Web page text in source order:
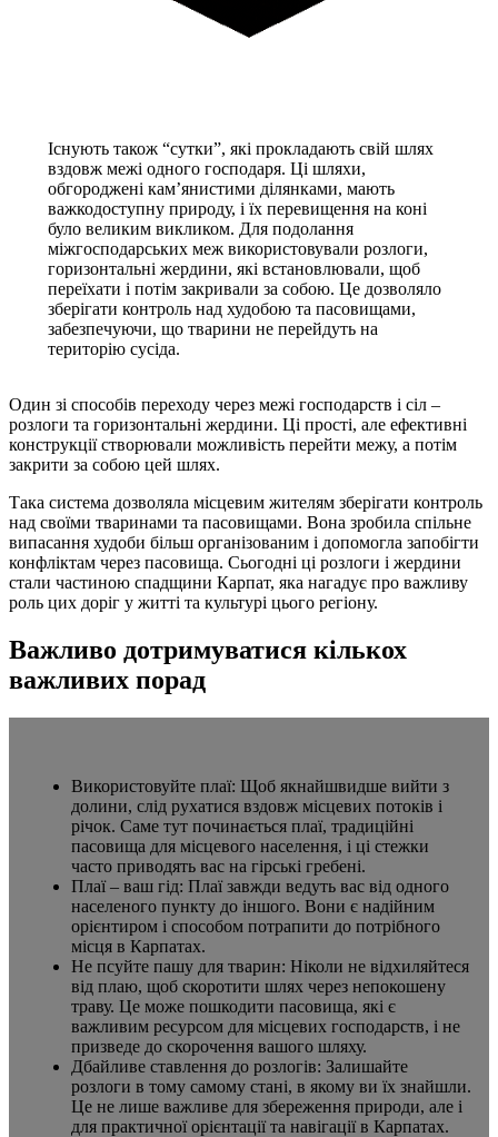
Існують також “сутки”, які прокладають свій шлях
вздовж межі одного господаря. Ці шляхи,
обгороджені кам’янистими ділянками, мають
важкодоступну природу, і їх перевищення на коні
було великим викликом. Для подолання
міжгосподарських меж використовували розлоги,
горизонтальні жердини, які встановлювали, щоб
переїхати і потім закривали за собою. Це дозволяло
зберігати контроль над худобою та пасовищами,
забезпечуючи, що тварини не перейдуть на
територію сусіда.
Один зі способів переходу через межі господарств і сіл –
розлоги та горизонтальні жердини. Ці прості, але ефективні
конструкції створювали можливість перейти межу, а потім
закрити за собою цей шлях.
Така система дозволяла місцевим жителям зберігати контроль
над своїми тваринами та пасовищами. Вона зробила спільне
випасання худоби більш організованим і допомогла запобігти
конфліктам через пасовища. Сьогодні ці розлоги і жердини
стали частиною спадщини Карпат, яка нагадує про важливу
роль цих доріг у житті та культурі цього регіону.
Важливо дотримуватися кількох
важливих порад
Використовуйте плаї: Щоб якнайшвидше вийти з
долини, слід рухатися вздовж місцевих потоків і
річок. Саме тут починається плаї, традиційні
пасовища для місцевого населення, і ці стежки
часто приводять вас на гірські гребені.
Плаї – ваш гід: Плаї завжди ведуть вас від одного
населеного пункту до іншого. Вони є надійним
орієнтиром і способом потрапити до потрібного
місця в Карпатах.
Не псуйте пашу для тварин: Ніколи не відхиляйтеся
від плаю, щоб скоротити шлях через непокошену
траву. Це може пошкодити пасовища, які є
важливим ресурсом для місцевих господарств, і не
призведе до скорочення вашого шляху.
Дбайливе ставлення до розлогів: Залишайте
розлоги в тому самому стані, в якому ви їх знайшли.
Це не лише важливе для збереження природи, але і
для практичної орієнтації та навігації в Карпатах.